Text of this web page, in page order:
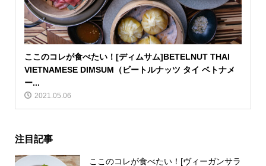
ここのコレが食べたい！[ディムサム]BETELNUT THAI
VIETNAMESE DIMSUM（ビートルナッツ タイ ベトナメ
ー...
2021.05.06
注目記事
ここのコレが食べたい！[ヴィーガンサラ